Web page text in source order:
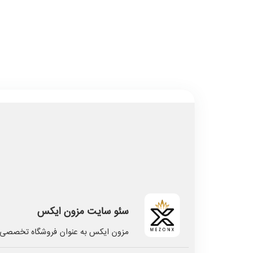
سئو سایت مزون ایکس
مزون ایکس به عنوان فروشگاه